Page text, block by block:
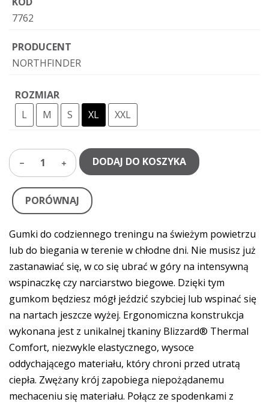
7762
PRODUCENT
NORTHFINDER
ROZMIAR
L
M S XL XXL
1 DODAJ DO KOSZYKA
PORÓWNAJ
Gumki do codziennego treningu na świeżym powietrzu
lub do biegania w terenie w chłodne dni. Nie musisz już
zastanawiać się, w co się ubrać w góry na intensywną
wspinaczkę czy narciarstwo biegowe. Dzięki tym
gumkom będziesz mógł jeździć szybciej lub wspinać się
na nartach jeszcze wyżej. Ergonomiczna konstrukcja
wykonana jest z unikalnej tkaniny Blizzard® Thermal
Comfort, niezwykle elastycznego, wysoce
oddychającego materiału, który chroni przed utratą
ciepła. Zwężany krój zapobiega niepożądanemu
mechaceniu się materiału. Połącz ze spodenkami z